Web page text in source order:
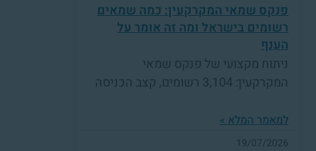
פנקס שמאי המקרקעין: כמה שמאים
רשומים בישראל ומה זה אומר על
הענף
ניתוח מקצועי של פנקס שמאי
המקרקעין: 3,104 רשומים, קצב הכניסה
למאמר המלא »
19/07/2026